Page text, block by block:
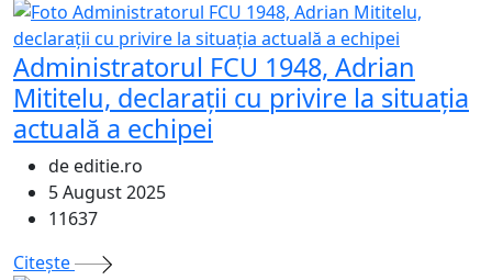
Administratorul FCU 1948, Adrian
Mititelu, declarații cu privire la situația
actuală a echipei
de editie.ro
5 August 2025
11637
Citeşte